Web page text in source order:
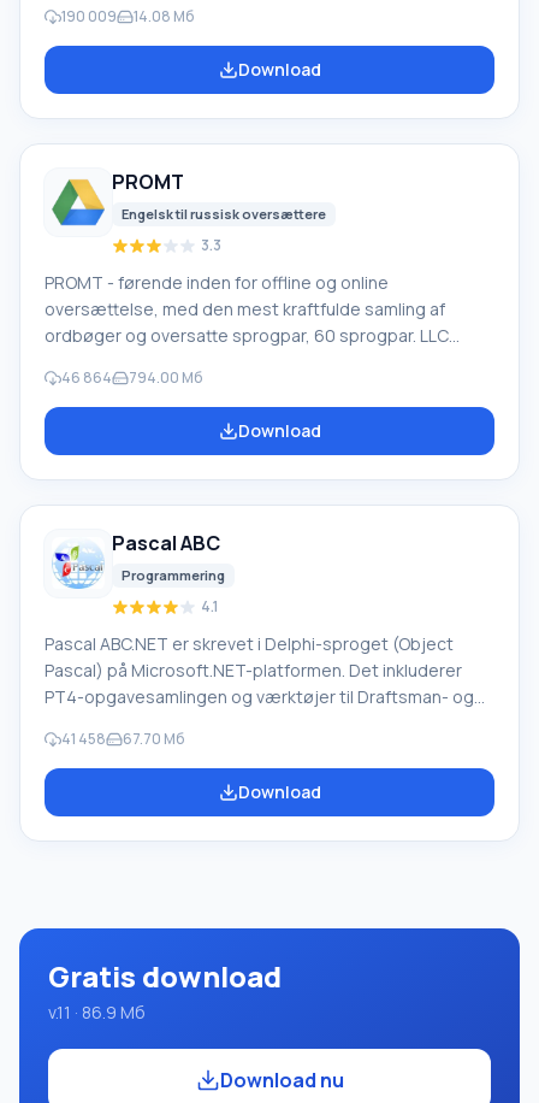
slettet uden om papirkurven, skjult af ondsindet
software, mistet på grund af softwarefejl, fuldstændig
tømning af papirkurven, formatering eller sletning af
190 009 14.08 Мб
Download
PROMT
Engelsk til russisk oversættere
3.3
PROMT - førende inden for offline og online
oversættelse, med den mest kraftfulde samling af
ordbøger og oversatte sprogpar, 60 sprogpar. LLC
oversættelsessystemer til private brugere og
virksomheder. PROMT-software giver oversættelse af
enhver tekst ved hjælp af indbyggede ordbøger,
udenlandsk firma
46 864 794.00 Мб
Download
Pascal ABC
Programmering
4.1
Pascal ABC.NET er skrevet i Delphi-sproget (Object
Pascal) på Microsoft.NET-platformen. Det inkluderer
PT4-opgavesamlingen og værktøjer til Draftsman- og
lærer programmering. Hovedformålet med Pascal
ABC.NET-programmeringssystemet er at studere og
undervise i moderne programmeringssprog. Funktioner
41 458 67.70 Мб
Download
Gratis download
v.11 · 86.9 Mб
Download nu